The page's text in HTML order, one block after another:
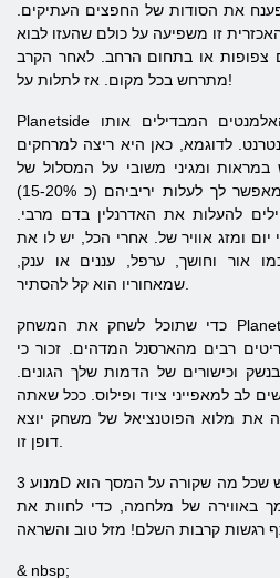
את הסודות של החפצים העתיקים.
זו משפיעה על כולם שהעזו לבוא
צפופות או בתחום הרחב. לאחר הקרב
מתרחש בכל מקום. אז לתלות על!
Planetside המבדילים אותו
לדוגמא, כאן היא ריצה למרחקים
במראות ומגיני משובי על המסלול של
הכדור תשפיע כובד של העץ מאפשר לך לעלות יריביהם (כ 15-20%)
מעורבים כ -3,000 חיילים להעלות את האדרנלין בדם מרבי.
יום ומזג אוויר של. אחרי הכל, יש לו את
אור וחושך, ערפל, עננים או ענק,
רבים מהארסנל המדהים. זכור כי
וכישורים של הדמות שלך הגונים.
את מלוא הפוטנציאל של משחק יוצא
מנוע 3D עושה את עבודתה, ואתה מרגיש שכל מה שקורה על המסך הוא
באווירה של מלחמה, כדי לחוות את
& nbsp;